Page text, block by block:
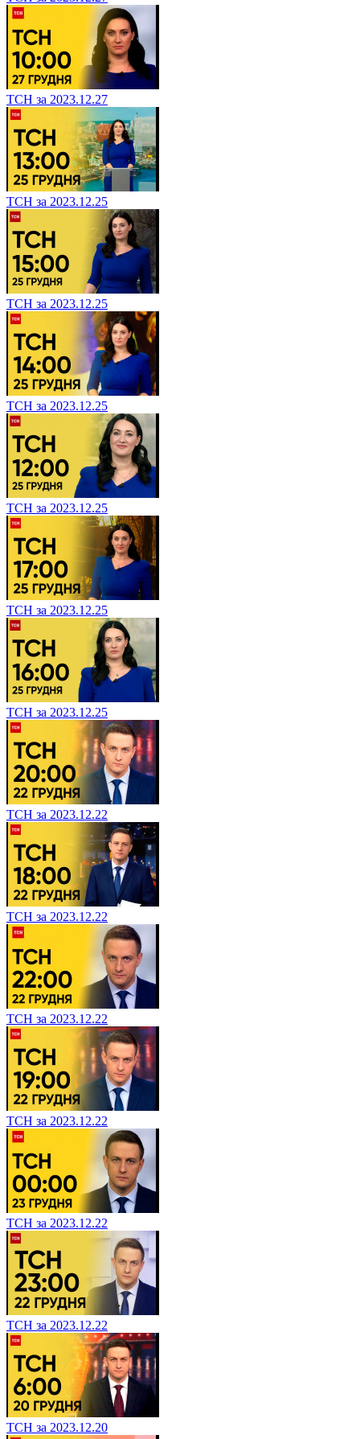
ТСН за 2023.12.27
ТСН за 2023.12.25
ТСН за 2023.12.25
ТСН за 2023.12.25
ТСН за 2023.12.25
ТСН за 2023.12.25
ТСН за 2023.12.25
ТСН за 2023.12.22
ТСН за 2023.12.22
ТСН за 2023.12.22
ТСН за 2023.12.22
ТСН за 2023.12.22
ТСН за 2023.12.22
ТСН за 2023.12.20